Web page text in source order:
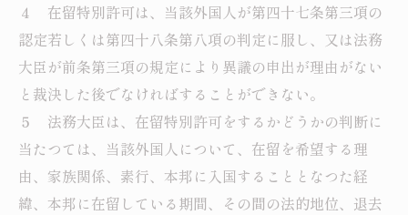
４ 在留特別許可は、当該外国人が第四十七条第三項の
認定若しくは第四十八条第八項の判定に服し、又は法務
大臣が前条第三項の規定により異議の申出が理由がない
と裁決した後でなければすることができない。
５ 法務大臣は、在留特別許可をするかどうかの判断に
当たつては、当該外国人について、在留を希望する理
由、家族関係、素行、本邦に入国することとなつた経
緯、本邦に在留している期間、その間の法的地位、退去